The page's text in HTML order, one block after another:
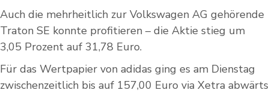
Auch die mehrheitlich zur Volkswagen AG gehörende
Traton SE konnte profitieren – die Aktie stieg um
3,05 Prozent auf 31,78 Euro.
Für das Wertpapier von adidas ging es am Dienstag
zwischenzeitlich bis auf 157,00 Euro via Xetra abwärts